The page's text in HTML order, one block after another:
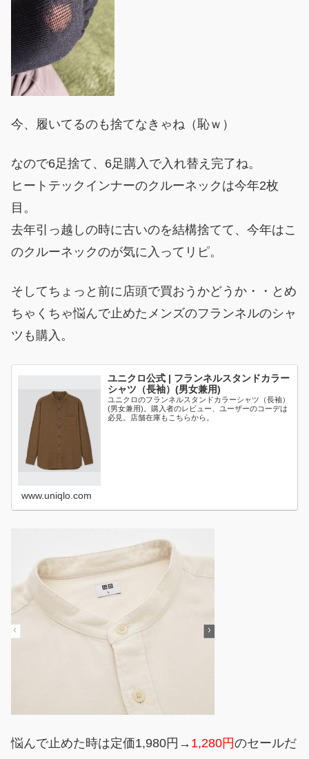
今、履いてるのも捨てなきゃね（恥ｗ）
なので6足捨て、6足購入で入れ替え完了ね。
ヒートテックインナーのクルーネックは今年2枚
目。
去年引っ越しの時に古いのを結構捨てて、今年はこ
のクルーネックのが気に入ってリピ。
そしてちょっと前に店頭で買おうかどうか・・とめ
ちゃくちゃ悩んで止めたメンズのフランネルのシャ
ツも購入。
ユニクロ公式 | フランネルスタンドカラー
シャツ（長袖）(男女兼用)
ユニクロのフランネルスタンドカラーシャツ（長袖）
(男女兼用)。購入者のレビュー、ユーザーのコーデは
必見。店舗在庫もこちらから。
www.uniqlo.com
悩んで止めた時は定価1,980円→ 1,280円のセールだ